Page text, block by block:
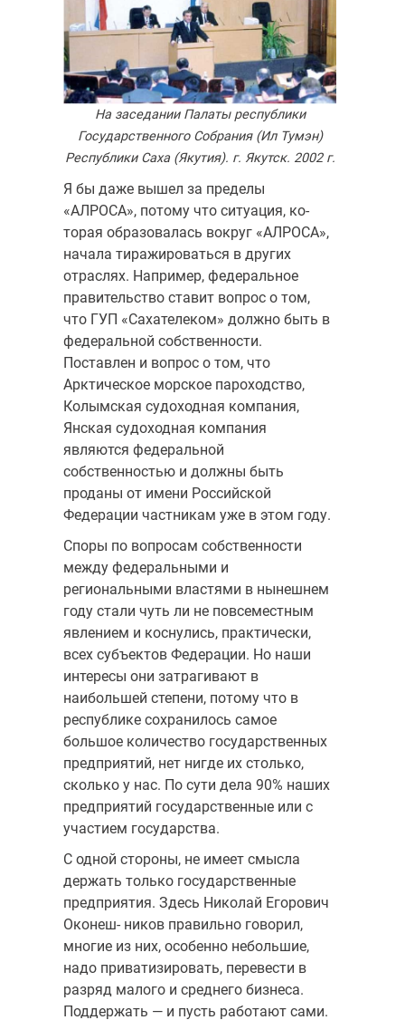
На заседании Палаты республики
Государственного Собрания (Ил Тумэн)
Республики Саха (Якутия). г. Якутск. 2002 г.
Я бы даже вышел за пределы
«АЛРОСА», потому что ситуация, ко­
торая образовалась вокруг «АЛРОСА»,
начала тиражироваться в других
отраслях. Например, федеральное
правительство ставит во­прос о том,
что ГУП «Сахателеком» должно быть в
федеральной соб­ственности.
Поставлен и вопрос о том, что
Арктическое морское паро­ходство,
Колымская судоходная компания,
Янская судоходная компания
являются федеральной
собственностью и должны быть
проданы от име­ни Российской
Федерации частникам уже в этом году.
Споры по вопро­сам собственности
между федеральными и
региональными властями в нынешнем
году стали чуть ли не повсеместным
явлением и коснулись, практически,
всех субъектов Федерации. Но наши
интересы они затраги­вают в
наибольшей степени, потому что в
республике сохранилось самое
большое количество государственных
предприятий, нет нигде их столько,
сколько у нас. По сути дела 90% наших
предприятий государственные или с
участием государства.
С одной стороны, не имеет смысла
держать только государственные
предприятия. Здесь Николай Егорович
Оконеш- ников правильно говорил,
многие из них, особенно небольшие,
надо при­ватизировать, перевести в
разряд малого и среднего бизнеса.
Поддер­жать — и пусть работают сами.